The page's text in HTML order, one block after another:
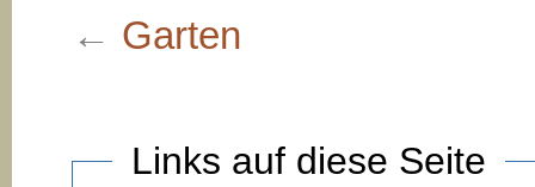
← Garten
Links auf diese Seite